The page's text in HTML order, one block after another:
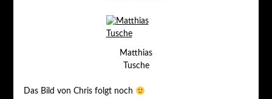
Matthias
Tusche
Das Bild von Chris folgt noch